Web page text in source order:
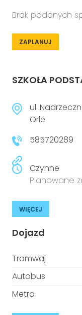
Brak podanych
ZAPLANUJ
SZKOŁA
ul.
Orle
585720289
Czynne
Planowane
WIĘCEJ
Dojazd
Tramwaj
Autobus
Metro